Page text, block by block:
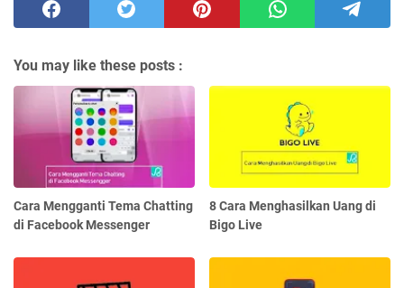
You may like these posts :
Cara Mengganti Tema Chatting
di Facebook Messenger
8 Cara Menghasilkan Uang di
Bigo Live